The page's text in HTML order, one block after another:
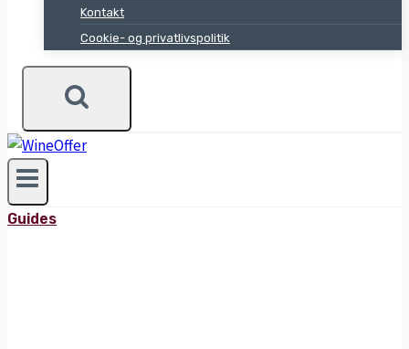
Kontakt
Cookie- og privatlivspolitik
Guides